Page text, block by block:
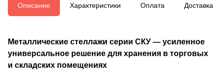
Описание Характеристики Оплата Доставка
Металлические стеллажи серии СКУ — усиленное
универсальное решение для хранения в торговых
и складских помещениях